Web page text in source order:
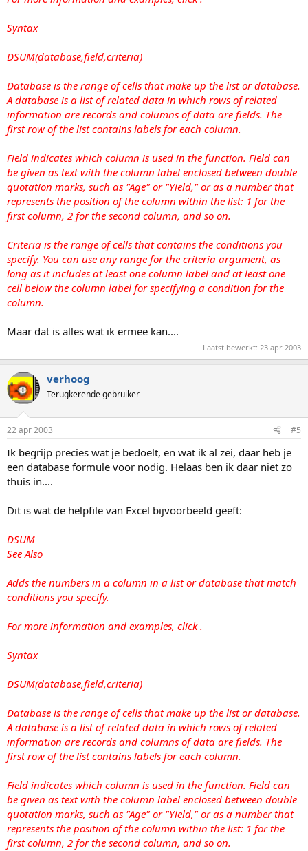
Syntax
DSUM(database,field,criteria)
Database is the range of cells that make up the list or database.
A database is a list of related data in which rows of related
information are records and columns of data are fields. The
first row of the list contains labels for each column.
Field indicates which column is used in the function. Field can
be given as text with the column label enclosed between double
quotation marks, such as "Age" or "Yield," or as a number that
represents the position of the column within the list: 1 for the
first column, 2 for the second column, and so on.
Criteria is the range of cells that contains the conditions you
specify. You can use any range for the criteria argument, as
long as it includes at least one column label and at least one
cell below the column label for specifying a condition for the
column.
Maar dat is alles wat ik ermee kan....
Laatst bewerkt: 23 apr 2003
verhoog
Terugkerende gebruiker
22 apr 2003 #5
Ik begrijp precies wat je bedoelt, en wat ik al zei, daar heb je
een database formule voor nodig. Helaas ben ik daar niet zo
thuis in....
Dit is wat de helpfile van Excel bijvoorbeeld geeft:
DSUM
See Also
Adds the numbers in a column in a list or database that match
conditions you specify.
For more information and examples, click .
Syntax
DSUM(database,field,criteria)
Database is the range of cells that make up the list or database.
A database is a list of related data in which rows of related
information are records and columns of data are fields. The
first row of the list contains labels for each column.
Field indicates which column is used in the function. Field can
be given as text with the column label enclosed between double
quotation marks, such as "Age" or "Yield," or as a number that
represents the position of the column within the list: 1 for the
first column, 2 for the second column, and so on.